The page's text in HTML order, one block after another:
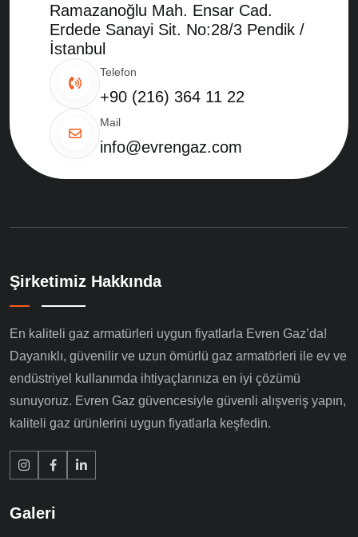
Ramazanoğlu Mah. Ensar Cad.
Erdede Sanayi Sit. No:28/3 Pendik /
İstanbul
Telefon
+90 (216) 364 11 22
Mail
info@evrengaz.com
Şirketimiz Hakkında
En kaliteli gaz armatürleri uygun fiyatlarla Evren Gaz’da!
Dayanıklı, güvenilir ve uzun ömürlü gaz armatörleri ile ev ve
endüstriyel kullanımda ihtiyaçlarınıza en iyi çözümü
sunuyoruz. Evren Gaz güvencesiyle güvenli alışveriş yapın,
kaliteli gaz ürünlerini uygun fiyatlarla keşfedin.
Galeri